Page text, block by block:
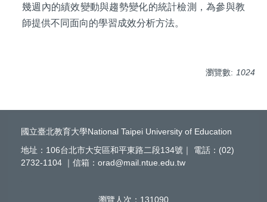
幾週內的績效變動與趨勢變化的統計檢測，為參與教
師提供不同面向的學習成效分析方法。
瀏覽數: 1024
國立臺北教育大學National Taipei University of Education
地址：106台北市大安區和平東路二段134號｜ 電話：(02)
2732-1104 ｜信箱：orad@mail.ntue.edu.tw
瀏覽人次： 131090